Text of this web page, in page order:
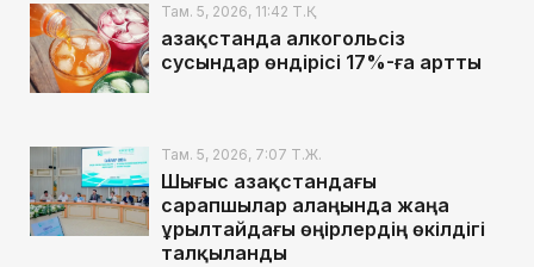
Там. 5, 2026, 11:42 Т.Қ.
Қазақстанда алкогольсіз
сусындар өндірісі 17%-ға артты
Там. 5, 2026, 7:07 Т.Ж.
Шығыс Қазақстандағы
сарапшылар алаңында жаңа
Құрылтайдағы өңірлердің өкілдігі
талқыланды